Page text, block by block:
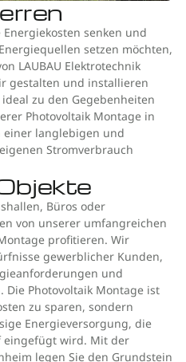
senken und
setzen möchten,
LAUBAU Elektrotechnik
gestalten und installieren
zu den Gegebenheiten
Photovoltaik Montage in
einer langlebigen und
Stromverbrauch
Büros oder
von unserer umfangreichen
profitieren. Wir
gewerblicher Kunden,
und
Die Photovoltaik Montage ist
zu sparen, sondern
Energieversorgung, die
eingefügt wird. Mit der
legen Sie den Grundstein